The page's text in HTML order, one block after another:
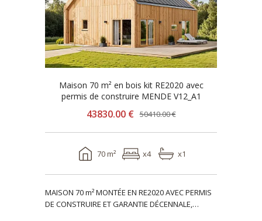
Maison 70 m² en bois kit RE2020 avec
permis de construire MENDE V12_A1
43830.00 € 50410.00 €
70 m² x4 x1
MAISON 70 m² MONTÉE EN RE2020 AVEC PERMIS
DE CONSTRUIRE ET GARANTIE DÉCENNALE,